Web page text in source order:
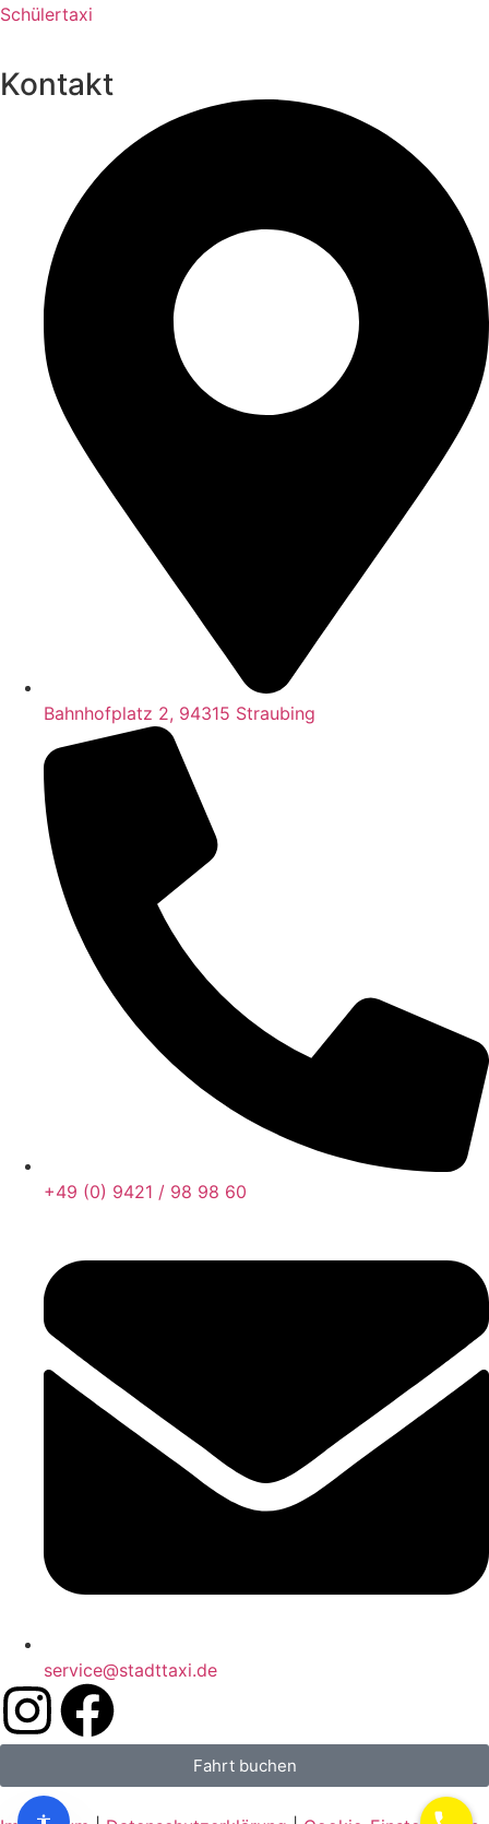
Schülertaxi
Kontakt
Bahnhofplatz 2, 94315 Straubing
+49 (0) 9421 / 98 98 60
service@stadttaxi.de
Fahrt buchen